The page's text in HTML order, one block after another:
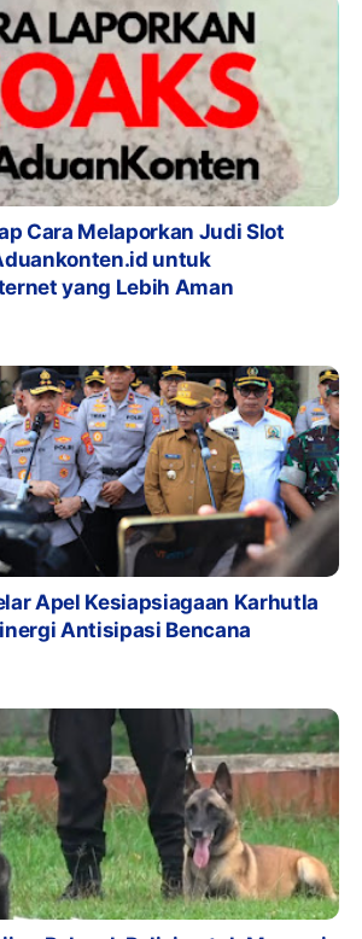
Cara Melaporkan Judi Slot
untuk
yang Lebih Aman
Apel Kesiapsiagaan Karhutla
Antisipasi Bencana